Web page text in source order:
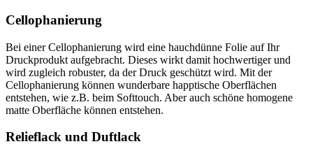
Cellophanierung
Bei einer Cellophanierung wird eine hauchdünne Folie auf Ihr
Druckprodukt aufgebracht. Dieses wirkt damit hochwertiger und
wird zugleich robuster, da der Druck geschützt wird. Mit der
Cellophanierung können wunderbare happtische Oberflächen
entstehen, wie z.B. beim Softtouch. Aber auch schöne homogene
matte Oberfläche können entstehen.
Relieflack und Duftlack